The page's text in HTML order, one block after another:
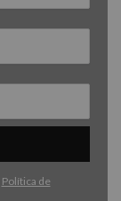
Política de